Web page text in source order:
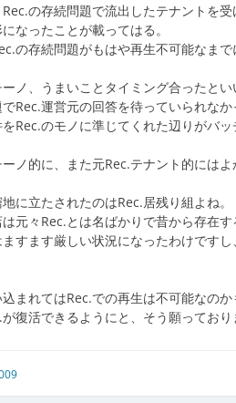
Rec.の存続問題で流出したテナントを
なったことが載ってはる。
の存続問題がもはや再生不可能なま
ノ、うまいことタイミング合ったと
Rec.運営元の回答を待っていられな
Rec.のモノに準じてくれた辺りがバ
ノ的に、また元Rec.テナント的には
に立たされたのはRec.居残り組よね。
元々Rec.とは名ばかりで昔から存在
すます厳しい状況になったわけです
まれてはRec.での再生は不可能なの
復活できるようにと、そう願ってお